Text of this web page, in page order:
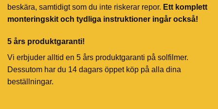
beskära, samtidigt som du inte riskerar repor. Ett komplett
monteringskit och tydliga instruktioner ingår också!
5 års produktgaranti!
Vi erbjuder alltid en 5 års produktgaranti på solfilmer.
Dessutom har du 14 dagars öppet köp på alla dina
beställningar.